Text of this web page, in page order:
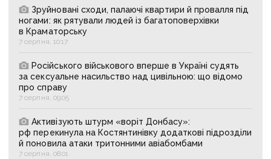
Зруйновані сходи, палаючі квартири й провалля під
ногами: як рятували людей із багатоповерхівки
в Краматорську
7 серпня, 10:17
Російського військового вперше в Україні судять
за сексуальне насильство над цивільною: що відомо
про справу
7 серпня, 09:05
Активізують штурм «воріт Донбасу»:
рф перекинула на Костянтинівку додаткові підрозділи
й поновила атаки тритонними авіабомбами
7 серпня, 08:01